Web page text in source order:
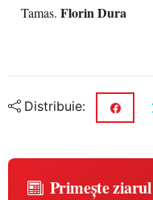
Tamas. Florin Dura
Distribuie:
Primește